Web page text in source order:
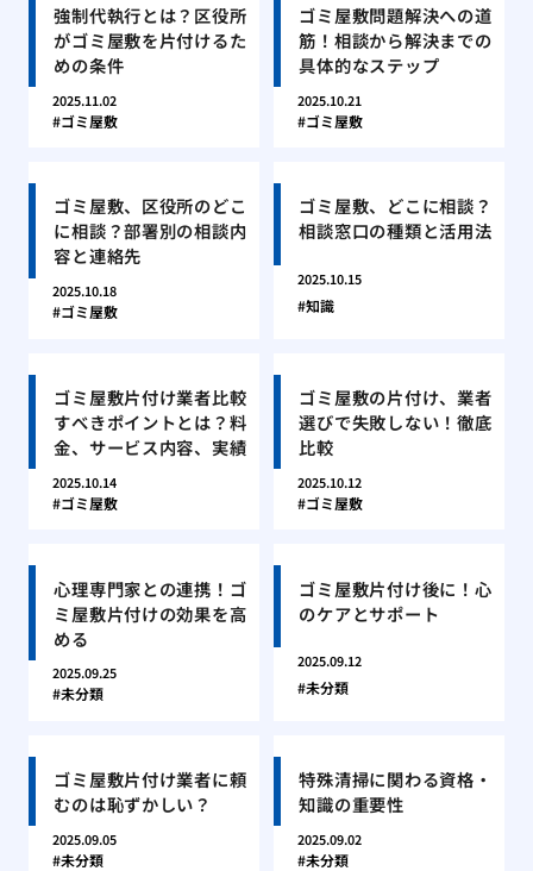
強制代執行とは？区役所
がゴミ屋敷を片付けるた
めの条件
2025.11.02
ゴミ屋敷
ゴミ屋敷問題解決への道
筋！相談から解決までの
具体的なステップ
2025.10.21
ゴミ屋敷
ゴミ屋敷、区役所のどこ
に相談？部署別の相談内
容と連絡先
2025.10.18
ゴミ屋敷
ゴミ屋敷、どこに相談？
相談窓口の種類と活用法
2025.10.15
知識
ゴミ屋敷片付け業者比較
すべきポイントとは？料
金、サービス内容、実績
2025.10.14
ゴミ屋敷
ゴミ屋敷の片付け、業者
選びで失敗しない！徹底
比較
2025.10.12
ゴミ屋敷
心理専門家との連携！ゴ
ミ屋敷片付けの効果を高
める
2025.09.25
未分類
ゴミ屋敷片付け後に！心
のケアとサポート
2025.09.12
未分類
ゴミ屋敷片付け業者に頼
むのは恥ずかしい？
2025.09.05
未分類
特殊清掃に関わる資格・
知識の重要性
2025.09.02
未分類